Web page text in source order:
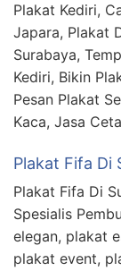
Plakat Kediri,
Japara, Plakat
Surabaya,
Kediri, Bikin
Pesan Plakat
Kaca, Jasa
Plakat Fifa Di
Plakat Fifa Di
Spesialis
elegan, plakat
plakat event,